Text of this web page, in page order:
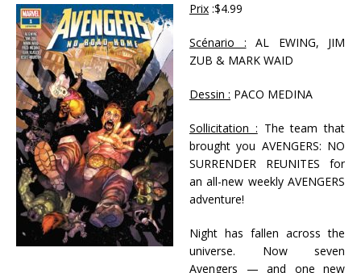
Prix :$4.99
Scénario : AL EWING, JIM
ZUB & MARK WAID
Dessin : PACO MEDINA
Sollicitation : The team that
brought you AVENGERS: NO
SURRENDER REUNITES for
an all-new weekly AVENGERS
adventure!
Night has fallen across the
universe. Now seven
Avengers — and one new